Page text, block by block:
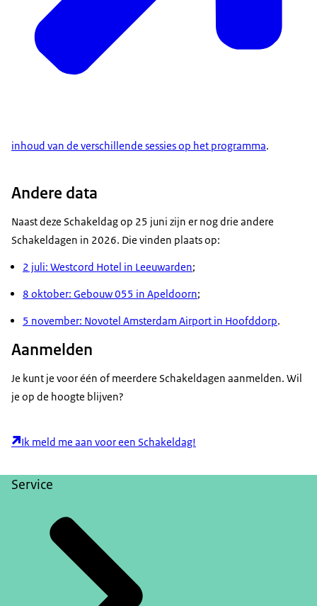
inhoud van de verschillende sessies op het programma.
Andere data
Naast deze Schakeldag op 25 juni zijn er nog drie andere
Schakeldagen in 2026. Die vinden plaats op:
2 juli: Westcord Hotel in Leeuwarden;
8 oktober: Gebouw 055 in Apeldoorn;
5 november: Novotel Amsterdam Airport in Hoofddorp.
Aanmelden
Je kunt je voor één of meerdere Schakeldagen aanmelden. Wil
je op de hoogte blijven?
Ik meld me aan voor een Schakeldag!
Service